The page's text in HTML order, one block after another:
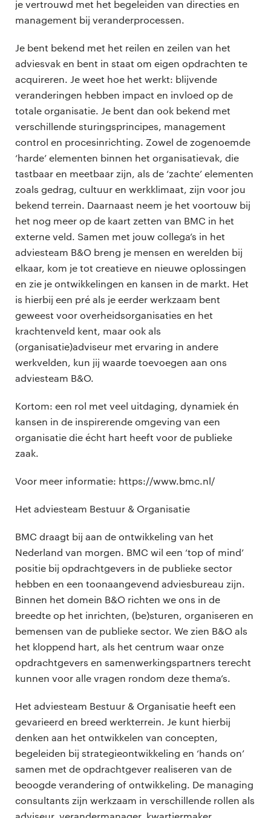
je vertrouwd met het begeleiden van directies en
management bij veranderprocessen.
Je bent bekend met het reilen en zeilen van het
adviesvak en bent in staat om eigen opdrachten te
acquireren. Je weet hoe het werkt: blijvende
veranderingen hebben impact en invloed op de
totale organisatie. Je bent dan ook bekend met
verschillende sturingsprincipes, management
control en procesinrichting. Zowel de zogenoemde
‘harde’ elementen binnen het organisatievak, die
tastbaar en meetbaar zijn, als de ‘zachte’ elementen
zoals gedrag, cultuur en werkklimaat, zijn voor jou
bekend terrein. Daarnaast neem je het voortouw bij
het nog meer op de kaart zetten van BMC in het
externe veld. Samen met jouw collega’s in het
adviesteam B&O breng je mensen en werelden bij
elkaar, kom je tot creatieve en nieuwe oplossingen
en zie je ontwikkelingen en kansen in de markt. Het
is hierbij een pré als je eerder werkzaam bent
geweest voor overheidsorganisaties en het
krachtenveld kent, maar ook als
(organisatie)adviseur met ervaring in andere
werkvelden, kun jij waarde toevoegen aan ons
adviesteam B&O.
Kortom: een rol met veel uitdaging, dynamiek én
kansen in de inspirerende omgeving van een
organisatie die écht hart heeft voor de publieke
zaak.
Voor meer informatie: https://www.bmc.nl/
Het adviesteam Bestuur & Organisatie
BMC draagt bij aan de ontwikkeling van het
Nederland van morgen. BMC wil een ‘top of mind’
positie bij opdrachtgevers in de publieke sector
hebben en een toonaangevend adviesbureau zijn.
Binnen het domein B&O richten we ons in de
breedte op het inrichten, (be)sturen, organiseren en
bemensen van de publieke sector. We zien B&O als
het kloppend hart, als het centrum waar onze
opdrachtgevers en samenwerkingspartners terecht
kunnen voor alle vragen rondom deze thema’s.
Het adviesteam Bestuur & Organisatie heeft een
gevarieerd en breed werkterrein. Je kunt hierbij
denken aan het ontwikkelen van concepten,
begeleiden bij strategieontwikkeling en ‘hands on’
samen met de opdrachtgever realiseren van de
beoogde verandering of ontwikkeling. De managing
consultants zijn werkzaam in verschillende rollen als